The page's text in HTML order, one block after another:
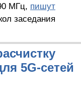
МГц, пишут
заседания
5G-сетей